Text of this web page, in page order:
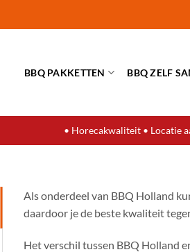
BBQ PAKKETTEN BBQ ZELF
• Horecakwaliteit • Locatie
Als onderdeel van BBQ Holland
daardoor je de beste kwaliteit
Het verschil tussen BBQ Holland